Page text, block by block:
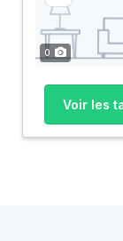
0
Voir les